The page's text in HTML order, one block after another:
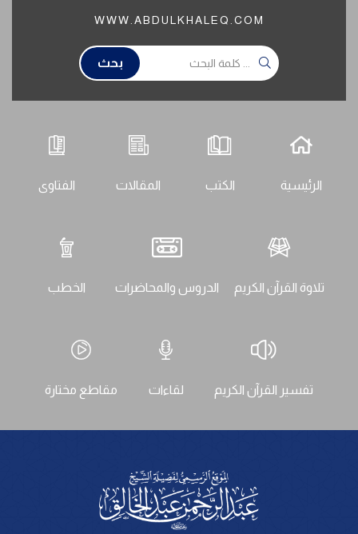
WWW.ABDULKHALEQ.COM
بحث
الرئيسية الكتب المقالات الفتاوى
تلاوة القرآن الكريم الدروس والمحاضرات الخطب
تفسير القرآن الكريم لقاءات مقاطع مختارة